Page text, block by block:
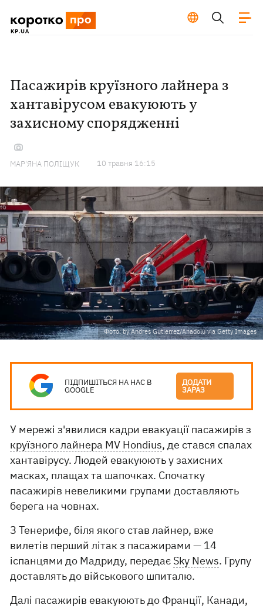
Пасажирів круїзного лайнера з
хантавірусом евакуюють у
захисному спорядженні
МАР'ЯНА ПОЛІЩУК 10 травня 16:15
Фото: by Andres Gutierrez/Anadolu via Getty Images
ПІДПИШІТЬСЯ НА НАС В
GOOGLE
ДОДАТИ
ЗАРАЗ
У мережі з'явилися кадри евакуації пасажирів з
круїзного лайнера MV Hondius, де стався спалах
хантавірусу. Людей евакуюють у захисних
масках, плащах та шапочках. Спочатку
пасажирів невеликими групами доставляють
берега на човнах.
З Тенерифе, біля якого став лайнер, вже
вилетів перший літак з пасажирами — 14
іспанцями до Мадриду, передає Sky News. Групу
доставлять до військового шпиталю.
Далі пасажирів евакуюють до Франції, Канади,